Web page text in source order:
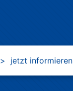
> jetzt informieren